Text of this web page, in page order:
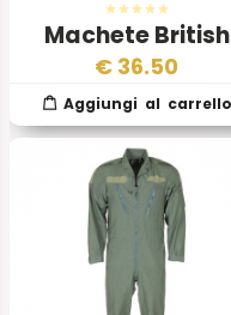
Machete British
Army
€ 36.50